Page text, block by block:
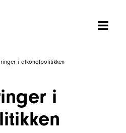
i alkoholpolitikken
i